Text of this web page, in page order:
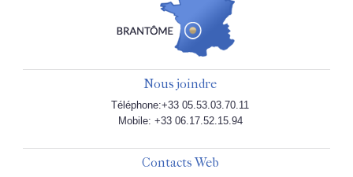
Nous joindre
Téléphone:+33 05.53.03.70.11
Mobile: +33 06.17.52.15.94
Contacts Web